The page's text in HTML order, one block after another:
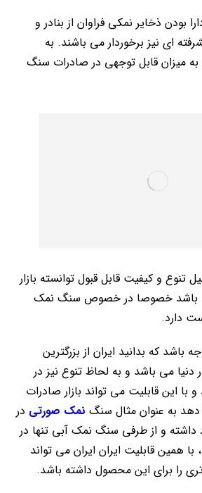
بودن ذخایر نمکی فراوان از بنادر و
ای نیز برخوردار می باشند. به
به میزان قابل توجهی در صادرات سنگ
تنوع و کیفیت قابل قبول توانسته بازار
باشد خصوصا در خصوص سنگ نمک
دارد.
باشد که بدانید ایران از بزرگترین
می باشد و به لحاظ تنوع نیز در
با این قابلیت می تواند بازار صادرات
به عنوان مثال سنگ نمک صورتی در
داشته و از طرفی سنگ نمک آبی تنها در
همین قابلیت ایران ایران می تواند
را برای این محصول داشته باشد.